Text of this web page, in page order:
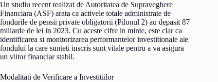
Un studiu recent realizat de Autoritatea de Supraveghere
Financiara (ASF) arata ca activele totale administrate de
fondurile de pensii private obligatorii (Pilonul 2) au depasit 87
miliarde de lei in 2023. Cu aceste cifre in minte, este clar ca
identificarea si monitorizarea performantelor investitionale ale
fondului la care sunteti inscris sunt vitale pentru a va asigura
un viitor financiar stabil.
Modalitati de Verificare a Investitiilor